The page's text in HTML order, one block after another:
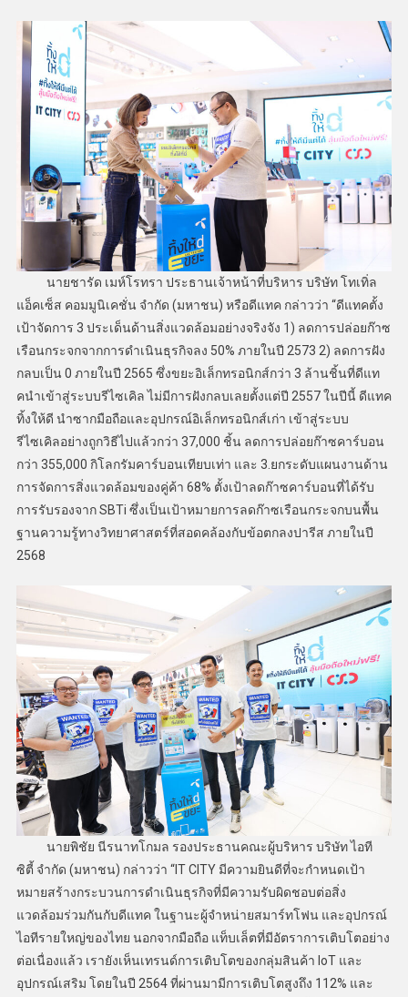
นายชารัด เมห์โรทรา ประธานเจ้าหน้าที่บริหาร บริษัท โทเทิ่ล
แอ็คเซ็ส คอมมูนิเคชั่น จำกัด (มหาชน) หรือดีแทค กล่าวว่า “ดีแทคตั้ง
เป้าจัดการ 3 ประเด็นด้านสิ่งแวดล้อมอย่างจริงจัง 1) ลดการปล่อยก๊าซ
เรือนกระจกจากการดำเนินธุรกิจลง 50% ภายในปี 2573 2) ลดการฝัง
กลบเป็น 0 ภายในปี 2565 ซึ่งขยะอิเล็กทรอนิกส์กว่า 3 ล้านชิ้นที่ดีแท
คนำเข้าสู่ระบบรีไซเคิล ไม่มีการฝังกลบเลยตั้งแต่ปี 2557 ในปีนี้ ดีแทค
ทิ้งให้ดี นำซากมือถือและอุปกรณ์อิเล็กทรอนิกส์เก่า เข้าสู่ระบบ
รีไซเคิลอย่างถูกวิธีไปแล้วกว่า 37,000 ชิ้น ลดการปล่อยก๊าซคาร์บอน
กว่า 355,000 กิโลกรัมคาร์บอนเทียบเท่า และ 3.ยกระดับแผนงานด้าน
การจัดการสิ่งแวดล้อมของคู่ค้า 68% ตั้งเป้าลดก๊าซคาร์บอนที่ได้รับ
การรับรองจาก SBTi ซึ่งเป็นเป้าหมายการลดก๊าซเรือนกระจกบนพื้น
ฐานความรู้ทางวิทยาศาสตร์ที่สอดคล้องกับข้อตกลงปารีส ภายในปี
2568
นายพิชัย นีรนาทโกมล รองประธานคณะผู้บริหาร บริษัท ไอที
ซิตี้ จำกัด (มหาชน) กล่าวว่า “IT CITY มีความยินดีที่จะกำหนดเป้า
หมายสร้างกระบวนการดำเนินธุรกิจที่มีความรับผิดชอบต่อสิ่ง
แวดล้อมร่วมกันกับดีแทค ในฐานะผู้จำหน่ายสมาร์ทโฟน และอุปกรณ์
ไอทีรายใหญ่ของไทย นอกจากมือถือ แท็บเล็ตที่มีอัตราการเติบโตอย่าง
ต่อเนื่องแล้ว เรายังเห็นเทรนด์การเติบโตของกลุ่มสินค้า IoT และ
อุปกรณ์เสริม โดยในปี 2564 ที่ผ่านมามีการเติบโตสูงถึง 112% และ